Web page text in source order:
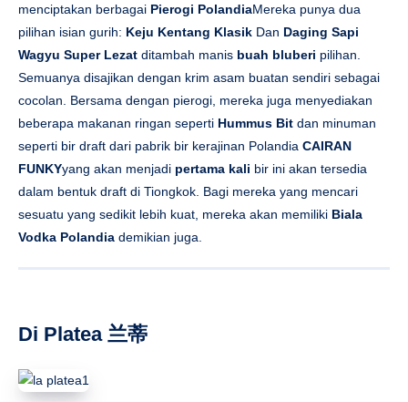
menciptakan berbagai Pierogi PolandiaMereka punya dua
pilihan isian gurih: Keju Kentang Klasik Dan Daging Sapi
Wagyu Super Lezat ditambah manis buah bluberi pilihan.
Semuanya disajikan dengan krim asam buatan sendiri sebagai
cocolan. Bersama dengan pierogi, mereka juga menyediakan
beberapa makanan ringan seperti Hummus Bit dan minuman
seperti bir draft dari pabrik bir kerajinan Polandia CAIRAN
FUNKYyang akan menjadi pertama kali bir ini akan tersedia
dalam bentuk draft di Tiongkok. Bagi mereka yang mencari
sesuatu yang sedikit lebih kuat, mereka akan memiliki Biala
Vodka Polandia demikian juga.
Di Platea 兰蒂